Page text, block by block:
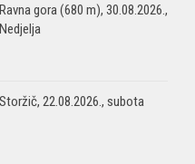
Ravna gora (680 m), 30.08.2026.,
Nedjelja
Storžič, 22.08.2026., subota